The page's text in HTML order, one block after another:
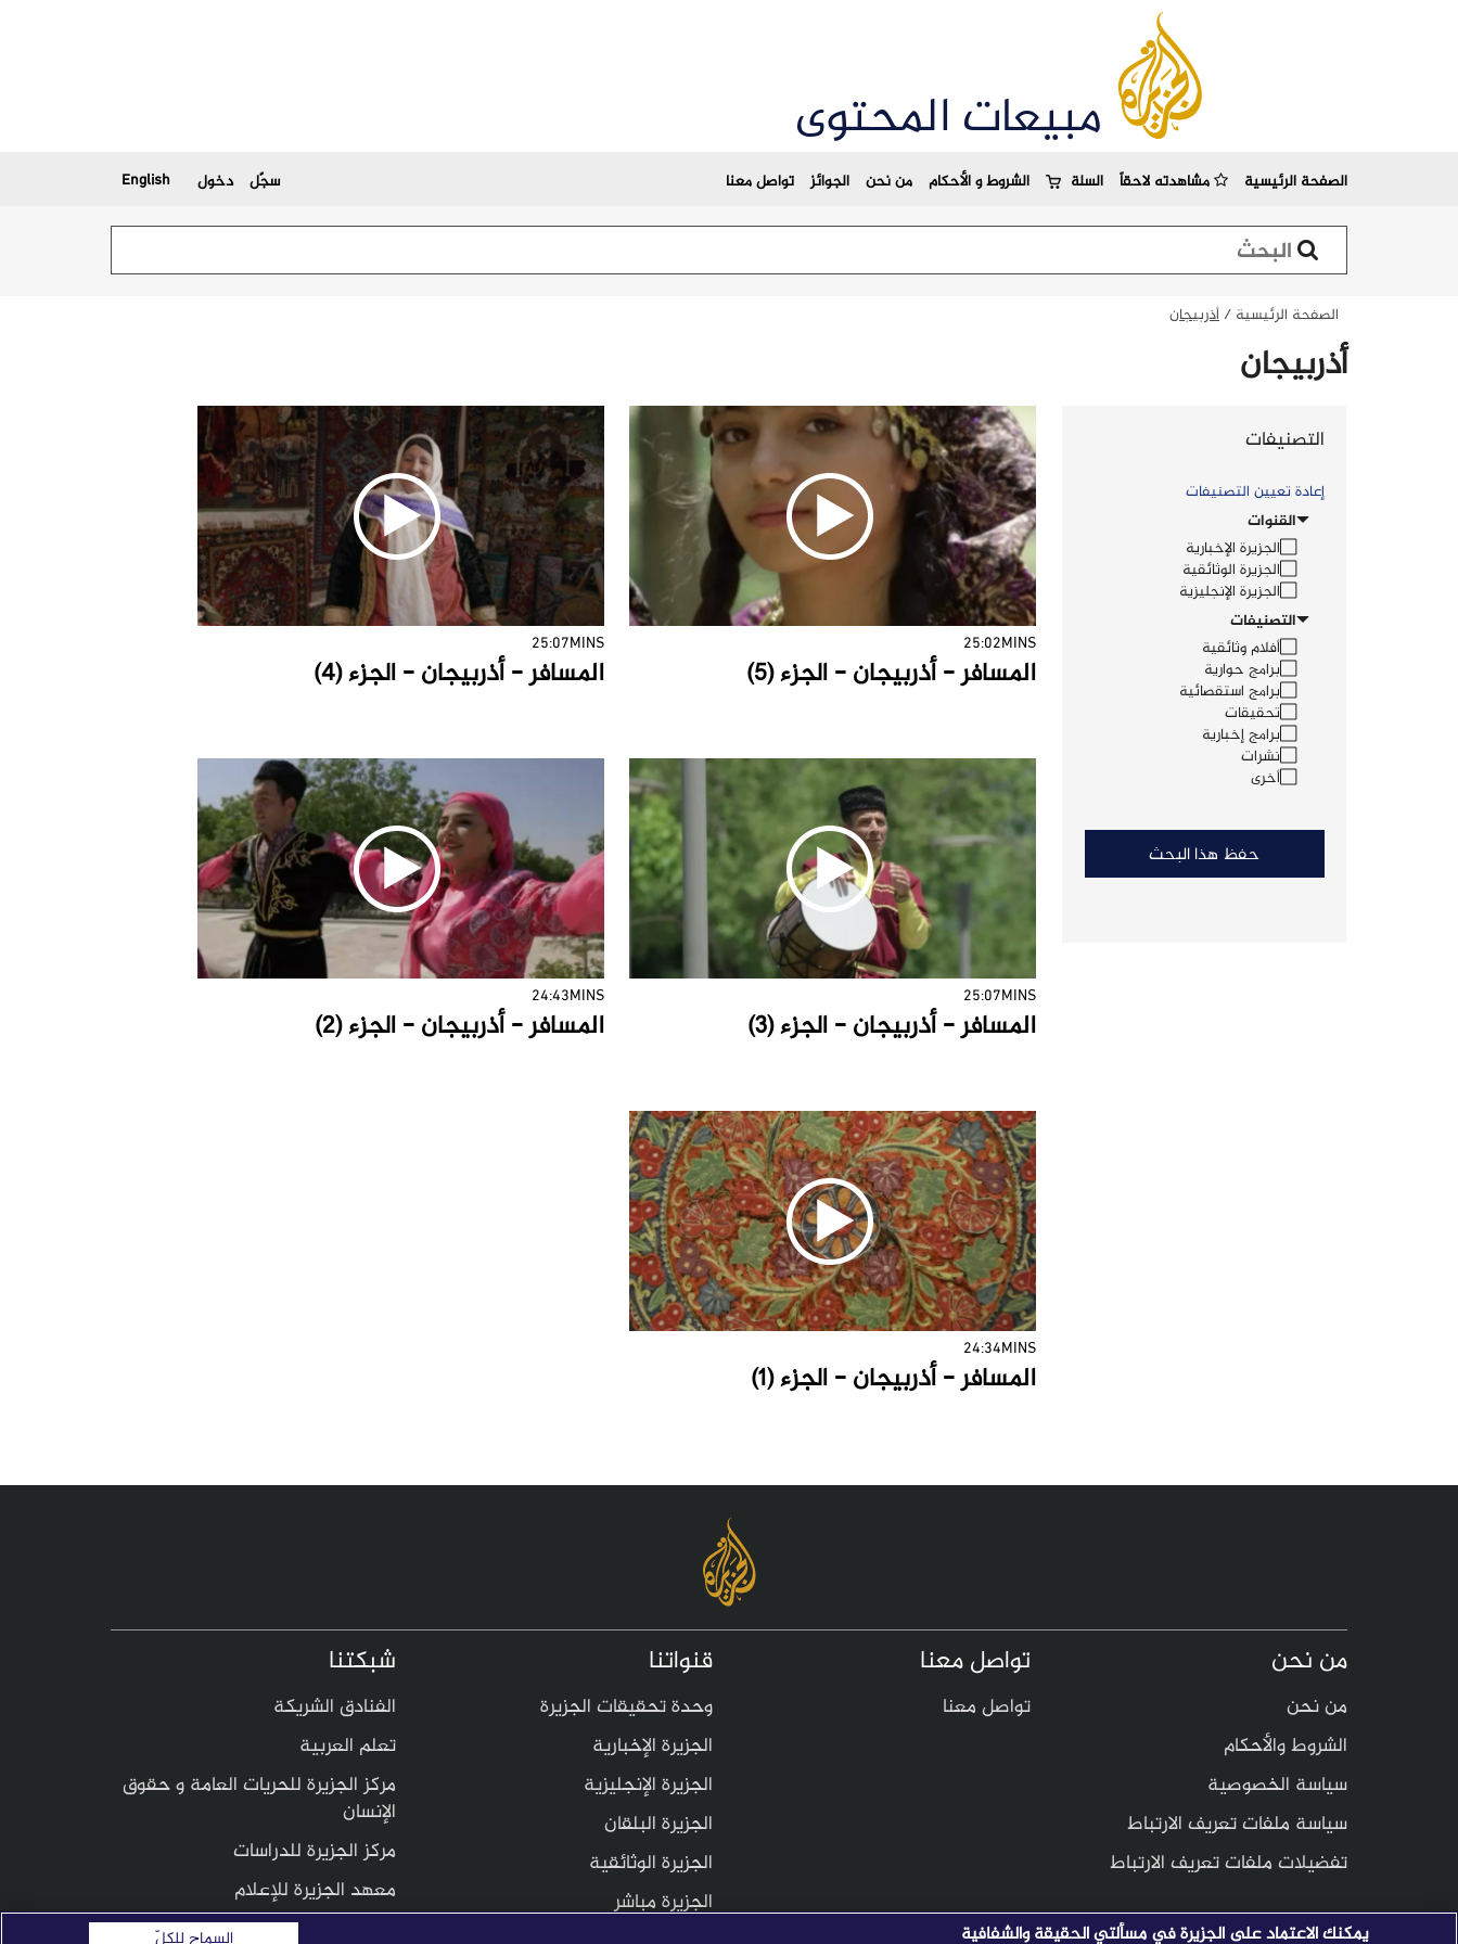
مبيعات المحتوى
الصفحة الرئيسية مشاهدته لاحقاً السلة الشروط و الأحكام من نحن الجوائز تواصل معنا سجّل دخول English
استمارة البحث
الصفحة الرئيسية / أذربيجان
أذربيجان
التصنيفات
إعادة تعيين التصنيفات
القنوات
الجزيرة الإخبارية
الجزيرة الوثائقية
الجزيرة الإنجليزية
التصنيفات
أفلام وثائقية
برامج حوارية
برامج استقصائية
تحقيقات
برامج إخبارية
نشرات
أخرى
حفظ هذا البحث
25:02MINS
المسافر - أذربيجان - الجزء (5)
25:07MINS
المسافر - أذربيجان - الجزء (4)
25:07MINS
المسافر - أذربيجان - الجزء (3)
24:43MINS
المسافر - أذربيجان - الجزء (2)
24:34MINS
المسافر - أذربيجان - الجزء (1)
من نحن
من نحن
الشروط والأحكام
سياسة الخصوصية
سياسة ملفات تعريف الارتباط
تفضيلات ملفات تعريف الارتباط
تواصل معنا
تواصل معنا
قنواتنا
وحدة تحقيقات الجزيرة
الجزيرة الإخبارية
الجزيرة الإنجليزية
الجزيرة البلقان
الجزيرة الوثائقية
الجزيرة مباشر
شبكتنا
الفنادق الشريكة
تعلم العربية
مركز الجزيرة للحريات العامة و حقوق
الإنسان
مركز الجزيرة للدراسات
معهد الجزيرة للإعلام
يمكنك الاعتماد على الجزيرة في مسألتي الحقيقة والشفافية